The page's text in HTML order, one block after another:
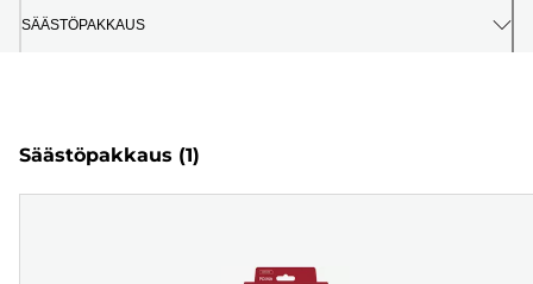
SÄÄSTÖPAKKAUS
Säästöpakkaus (1)